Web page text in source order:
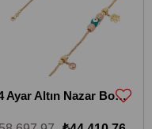
14 Ayar Altın Nazar Boncuklu İtalyan Tasarım Bileklik